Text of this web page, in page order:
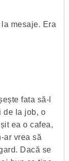
mesaje. Era
fata să-l
de la job, o
ea o cafea,
ar vrea să
Dacă se